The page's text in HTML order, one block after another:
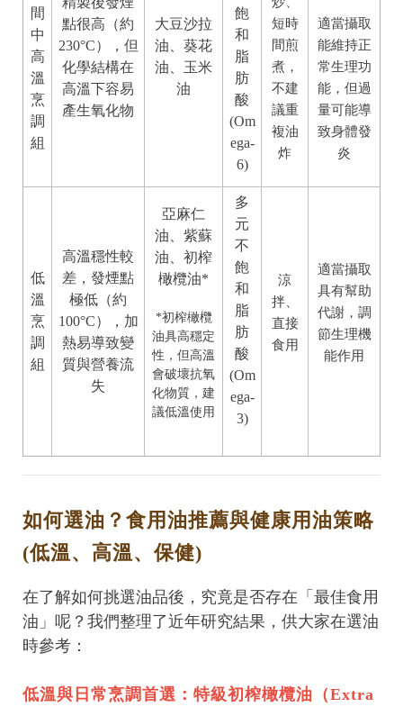
間
中
高
溫
烹
調
組
點很高（約
230°C），但
化學結構在
高溫下容易
產生氧化物
大豆沙拉
油、葵花
油、玉米
油
飽
和
脂
肪
酸
(Om
ega-
6)
短時
間煎
煮，
不建
議重
複油
炸
適當攝取
能維持正
常生理功
能，但過
量可能導
致身體發
炎
低
溫
烹
調
組
高溫穩性較
差，發煙點
極低（約
100°C），加
熱易導致變
質與營養流
失
亞麻仁
油、紫蘇
油、初榨
橄欖油*
*初榨橄欖
油具高穩定
性，但高溫
會破壞抗氧
化物質，建
議低溫使用
多
元
不
飽
和
脂
肪
酸
(Om
ega-
3)
涼
拌、
直接
食用
適當攝取
具有幫助
代謝，調
節生理機
能作用
如何選油？食用油推薦與健康用油策略
(低溫、高溫、保健)
在了解如何挑選油品後，究竟是否存在「最佳食用
油」呢？我們整理了近年研究結果，供大家在選油
時參考：
低溫與日常烹調首選：特級初榨橄欖油（Extra